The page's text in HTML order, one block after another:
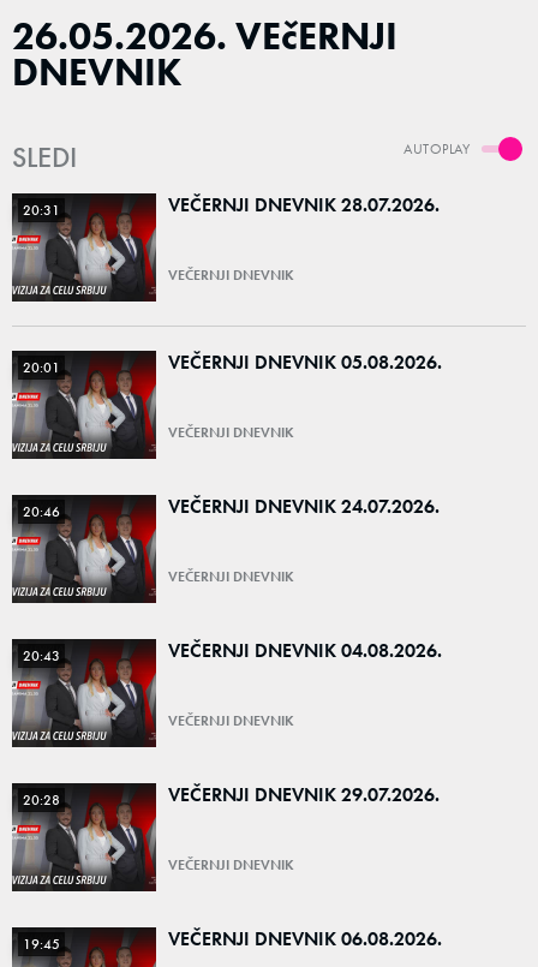
26.05.2026. VEčERNJI
DNEVNIK
AUTOPLAY
SLEDI
20:31 VEČERNJI DNEVNIK 28.07.2026.
VEČERNJI DNEVNIK
20:01 VEČERNJI DNEVNIK 05.08.2026.
VEČERNJI DNEVNIK
20:46 VEČERNJI DNEVNIK 24.07.2026.
VEČERNJI DNEVNIK
20:43 VEČERNJI DNEVNIK 04.08.2026.
VEČERNJI DNEVNIK
20:28 VEČERNJI DNEVNIK 29.07.2026.
VEČERNJI DNEVNIK
19:45 VEČERNJI DNEVNIK 06.08.2026.